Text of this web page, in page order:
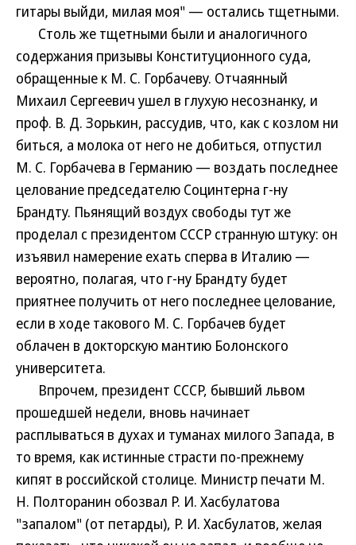
гитары выйди, милая моя" — остались тщетными.
Столь же тщетными были и аналогичного
содержания призывы Конституционного суда,
обращенные к М. С. Горбачеву. Отчаянный
Михаил Сергеевич ушел в глухую несознанку, и
проф. В. Д. Зорькин, рассудив, что, как с козлом ни
биться, а молока от него не добиться, отпустил
М. С. Горбачева в Германию — воздать последнее
целование председателю Социнтерна г-ну
Брандту. Пьянящий воздух свободы тут же
проделал с президентом СССР странную штуку: он
изъявил намерение ехать сперва в Италию —
вероятно, полагая, что г-ну Брандту будет
приятнее получить от него последнее целование,
если в ходе такового М. С. Горбачев будет
облачен в докторскую мантию Болонского
университета.
Впрочем, президент СССР, бывший львом
прошедшей недели, вновь начинает
расплываться в духах и туманах милого Запада, в
то время, как истинные страсти по-прежнему
кипят в российской столице. Министр печати М.
Н. Полторанин обозвал Р. И. Хасбулатова
"запалом" (от петарды), Р. И. Хасбулатов, желая